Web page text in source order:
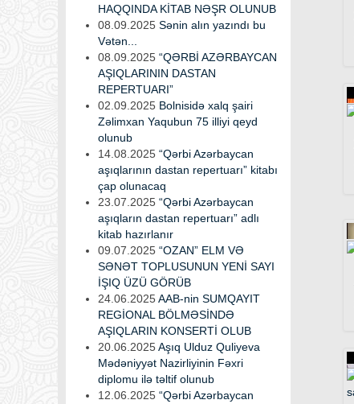
HAQQINDA KİTAB NƏŞR OLUNUB
08.09.2025 Sənin alın yazındı bu
Vətən...
08.09.2025 “QƏRBİ AZƏRBAYCAN
AŞIQLARININ DASTAN
REPERTUARI”
02.09.2025 Bolnisidə xalq şairi
Zəlimxan Yaqubun 75 illiyi qeyd
olunub
14.08.2025 “Qərbi Azərbaycan
aşıqlarının dastan repertuarı” kitabı
çap olunacaq
23.07.2025 “Qərbi Azərbaycan
aşıqların dastan repertuarı” adlı
kitab hazırlanır
09.07.2025 “OZAN” ELM VƏ
SƏNƏT TOPLUSUNUN YENİ SAYI
İŞIQ ÜZÜ GÖRÜB
24.06.2025AAB-nin SUMQAYIT
REGİONAL BÖLMƏSİNDƏ
AŞIQLARIN KONSERTİ OLUB
20.06.2025Aşıq Ulduz Quliyeva
Mədəniyyət Nazirliyinin Fəxri
diplomu ilə təltif olunub
12.06.2025 “Qərbi Azərbaycan